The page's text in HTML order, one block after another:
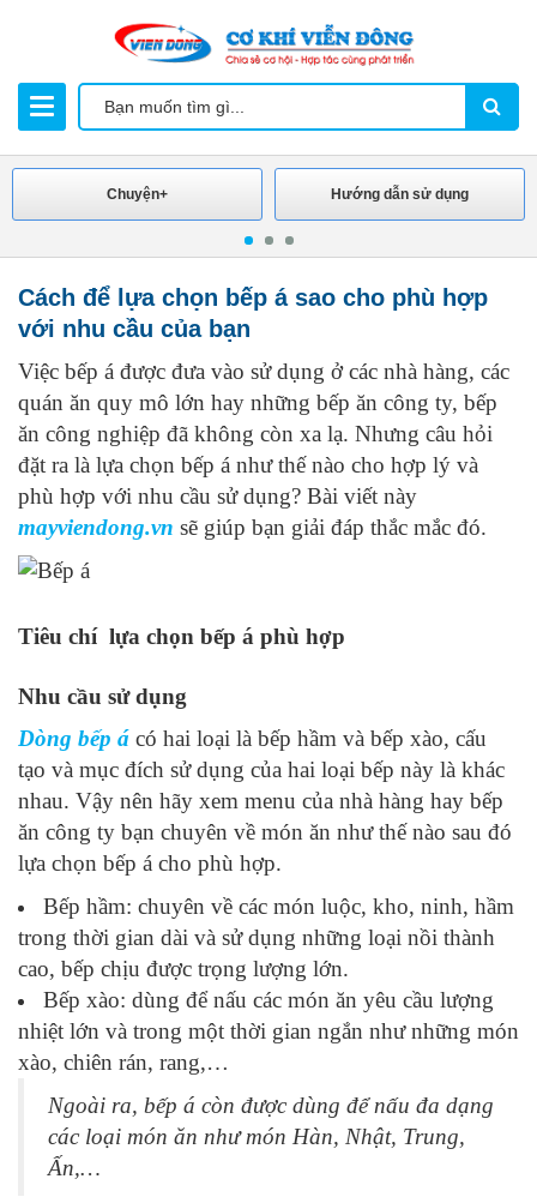
Chuyện+ Hướng dẫn sử dụng
Cách để lựa chọn bếp á sao cho phù hợp
với nhu cầu của bạn
Việc bếp á được đưa vào sử dụng ở các nhà hàng, các
quán ăn quy mô lớn hay những bếp ăn công ty, bếp
ăn công nghiệp đã không còn xa lạ. Nhưng câu hỏi
đặt ra là lựa chọn bếp á như thế nào cho hợp lý và
phù hợp với nhu cầu sử dụng? Bài viết này
mayviendong.vn sẽ giúp bạn giải đáp thắc mắc đó.
Tiêu chí lựa chọn bếp á phù hợp
Nhu cầu sử dụng
Dòng bếp á có hai loại là bếp hầm và bếp xào, cấu
tạo và mục đích sử dụng của hai loại bếp này là khác
nhau. Vậy nên hãy xem menu của nhà hàng hay bếp
ăn công ty bạn chuyên về món ăn như thế nào sau đó
lựa chọn bếp á cho phù hợp.
Bếp hầm: chuyên về các món luộc, kho, ninh, hầm
trong thời gian dài và sử dụng những loại nồi thành
cao, bếp chịu được trọng lượng lớn.
Bếp xào: dùng để nấu các món ăn yêu cầu lượng
nhiệt lớn và trong một thời gian ngắn như những món
xào, chiên rán, rang,…
Ngoài ra, bếp á còn được dùng để nấu đa dạng
các loại món ăn như món Hàn, Nhật, Trung,
Ấn,…